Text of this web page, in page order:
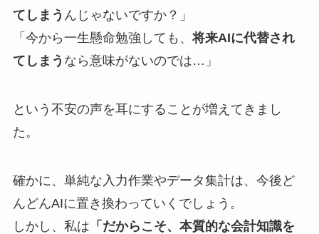
てしまう んじゃないですか？」
「今から一生懸命勉強しても、 将来AIに代替され
てしまう なら意味がないのでは…」
という不安の声を耳にすることが増えてきまし
た。
確かに、単純な入力作業やデータ集計は、今後ど
んどんAIに置き換わっていくでしょう。
しかし、私は 「だからこそ、本質的な会計知識を